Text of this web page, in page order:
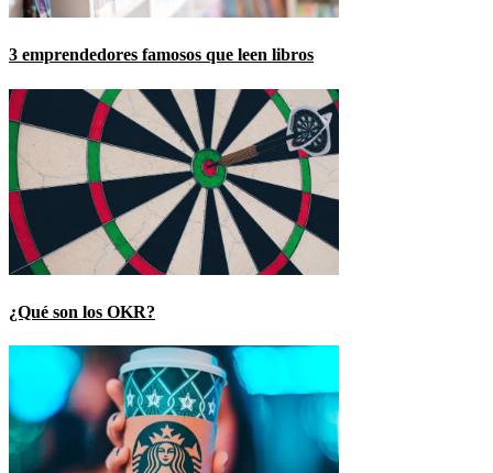
3 emprendedores famosos que leen libros
¿Qué son los OKR?